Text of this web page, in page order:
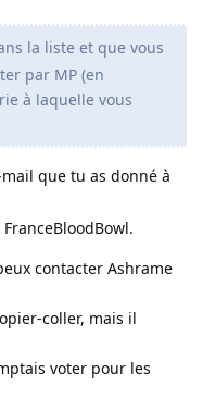
la liste et que vous
par MP (en
à laquelle vous
mail que tu as donné à
contacter Ashrame
coller, mais il
voter pour les